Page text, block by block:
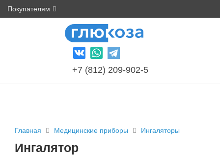
Покупателям
+7 (812) 209-902-5
Главная Медицинские приборы Ингаляторы
Ингалятор